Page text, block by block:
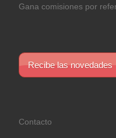
Gana comisiones por
Recibe las novedades
Contacto